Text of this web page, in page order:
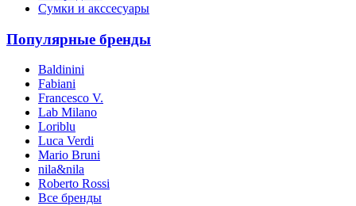
Сумки и акссесуары
Популярные бренды
Baldinini
Fabiani
Francesco V.
Lab Milano
Loriblu
Luca Verdi
Mario Bruni
nila&nila
Roberto Rossi
Все бренды